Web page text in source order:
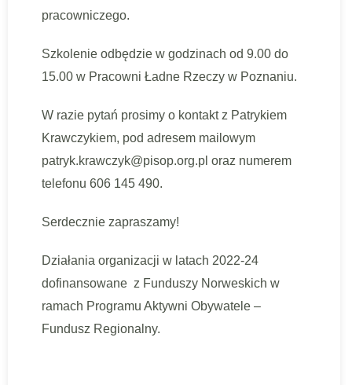
pracowniczego.
Szkolenie odbędzie w godzinach od 9.00 do
15.00 w Pracowni Ładne Rzeczy w Poznaniu.
W razie pytań prosimy o kontakt z Patrykiem
Krawczykiem, pod adresem mailowym
patryk.krawczyk@pisop.org.pl oraz numerem
telefonu 606 145 490.
Serdecznie zapraszamy!
Działania organizacji w latach 2022-24
dofinansowane z Funduszy Norweskich w
ramach Programu Aktywni Obywatele –
Fundusz Regionalny.